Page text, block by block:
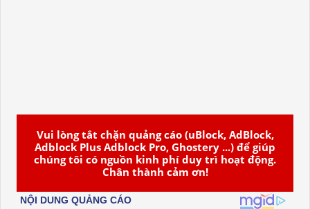
Vui lòng tắt chặn quảng cáo (uBlock, AdBlock,
Adblock Plus Adblock Pro, Ghostery ...) để giúp
chúng tôi có nguồn kinh phí duy trì hoạt động.
Chân thành cảm ơn!